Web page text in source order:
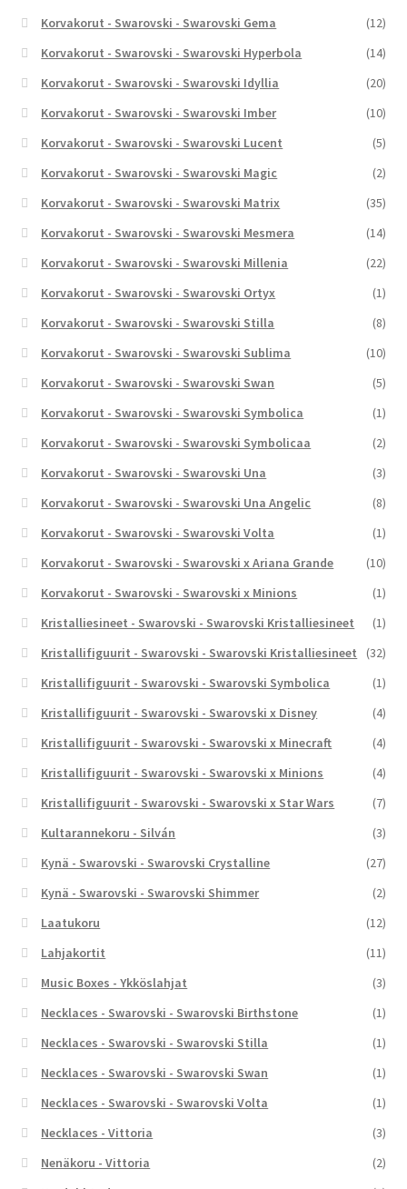
Korvakorut - Swarovski - Swarovski Gema
(12)
Korvakorut - Swarovski - Swarovski Hyperbola
(14)
Korvakorut - Swarovski - Swarovski Idyllia
(20)
Korvakorut - Swarovski - Swarovski Imber
(10)
Korvakorut - Swarovski - Swarovski Lucent
(5)
Korvakorut - Swarovski - Swarovski Magic
(2)
Korvakorut - Swarovski - Swarovski Matrix
(35)
Korvakorut - Swarovski - Swarovski Mesmera
(14)
Korvakorut - Swarovski - Swarovski Millenia
(22)
Korvakorut - Swarovski - Swarovski Ortyx
(1)
Korvakorut - Swarovski - Swarovski Stilla
(8)
Korvakorut - Swarovski - Swarovski Sublima
(10)
Korvakorut - Swarovski - Swarovski Swan
(5)
Korvakorut - Swarovski - Swarovski Symbolica
(1)
Korvakorut - Swarovski - Swarovski Symbolicaa
(2)
Korvakorut - Swarovski - Swarovski Una
(3)
Korvakorut - Swarovski - Swarovski Una Angelic
(8)
Korvakorut - Swarovski - Swarovski Volta
(1)
Korvakorut - Swarovski - Swarovski x Ariana Grande
(10)
Korvakorut - Swarovski - Swarovski x Minions
(1)
Kristalliesineet - Swarovski - Swarovski Kristalliesineet
(1)
Kristallifiguurit - Swarovski - Swarovski Kristalliesineet
(32)
Kristallifiguurit - Swarovski - Swarovski Symbolica
(1)
Kristallifiguurit - Swarovski - Swarovski x Disney
(4)
Kristallifiguurit - Swarovski - Swarovski x Minecraft
(4)
Kristallifiguurit - Swarovski - Swarovski x Minions
(4)
Kristallifiguurit - Swarovski - Swarovski x Star Wars
(7)
Kultarannekoru - Silván
(3)
Kynä - Swarovski - Swarovski Crystalline
(27)
Kynä - Swarovski - Swarovski Shimmer
(2)
Laatukoru
(12)
Lahjakortit
(11)
Music Boxes - Ykköslahjat
(3)
Necklaces - Swarovski - Swarovski Birthstone
(1)
Necklaces - Swarovski - Swarovski Stilla
(1)
Necklaces - Swarovski - Swarovski Swan
(1)
Necklaces - Swarovski - Swarovski Volta
(1)
Necklaces - Vittoria
(3)
Nenäkoru - Vittoria
(2)